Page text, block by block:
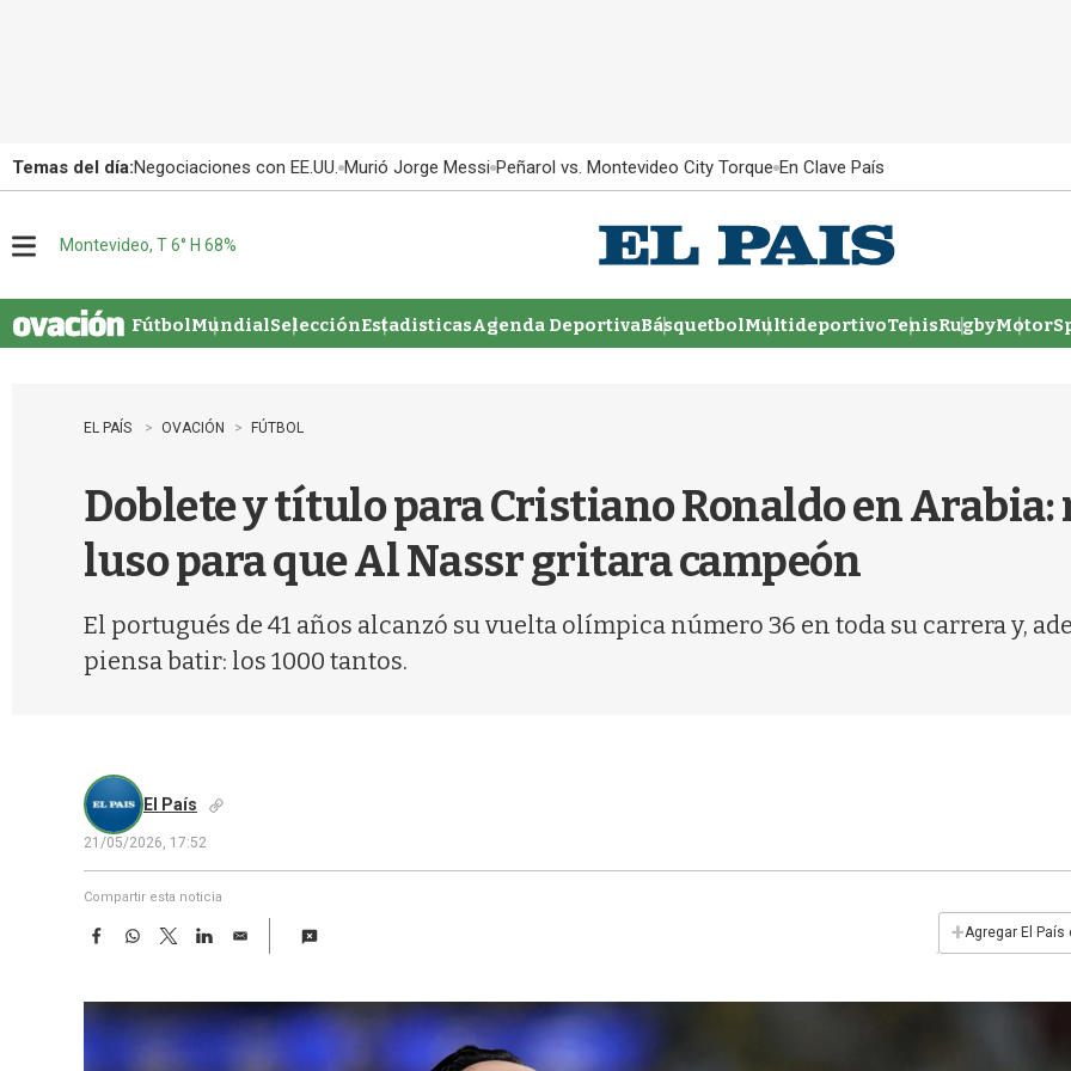
Temas del día:Negociaciones con EE.UU. Murió Jorge Messi Peñarol vs. Montevideo City Torque En Clave País
u
Montevideo, T 6° H 68%
FútbolMundialSelecciónEstadisticasAgenda DeportivaBásquetbolMultideportivoTenisRugby
EL PAÍS OVACIÓN FÚTBOL
Doblete y título para Cristiano Ronaldo en
luso para que Al Nassr gritara campeón
El portugués de 41 años alcanzó su vuelta olímpica número 36 en toda su carrera y,
piensa batir: los 1000 tantos.
El País
21/05/2026, 17:52
Compartir esta noticia
F
e
b
W
t
s
T
w
t
t
L
k
e
E
i
l
+Agregar El País